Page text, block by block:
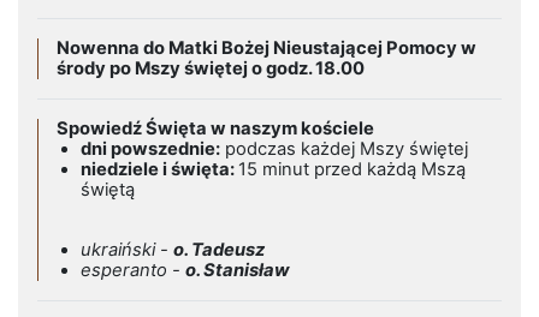
Nowenna do Matki Bożej Nieustającej Pomocy w
środy po Mszy świętej o godz. 18.00
Spowiedź Święta w naszym kościele
dni powszednie: podczas każdej Mszy świętej
niedziele i święta: 15 minut przed każdą Mszą
świętą
ukraiński - o. Tadeusz
esperanto - o. Stanisław